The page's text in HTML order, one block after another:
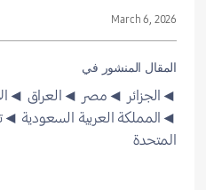
March 6, 2026
المقال المنشور في
◄الجزائر ◄مصر ◄العراق
◄المملكة العربية السعودية
المتحدة